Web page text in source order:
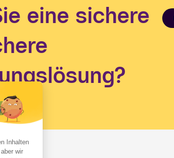
eine sichere